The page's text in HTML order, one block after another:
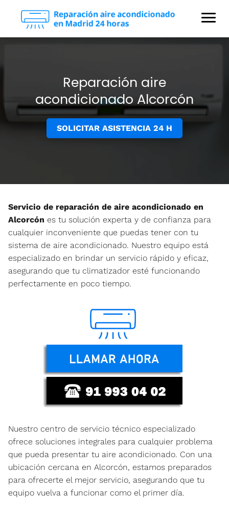
Reparación aire
acondicionado Alcorcón
SOLICITAR ASISTENCIA 24 H
Servicio de reparación de aire acondicionado en
Alcorcón es tu solución experta y de confianza para
cualquier inconveniente que puedas tener con tu
sistema de aire acondicionado. Nuestro equipo está
especializado en brindar un servicio rápido y eficaz,
asegurando que tu climatizador esté funcionando
perfectamente en poco tiempo.
Nuestro centro de servicio técnico especializado
ofrece soluciones integrales para cualquier problema
que pueda presentar tu aire acondicionado. Con una
ubicación cercana en Alcorcón, estamos preparados
para ofrecerte el mejor servicio, asegurando que tu
equipo vuelva a funcionar como el primer día.